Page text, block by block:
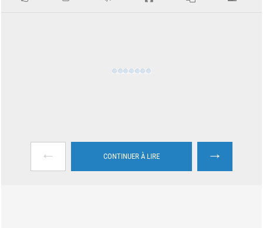
← CONTINUER À LIRE →